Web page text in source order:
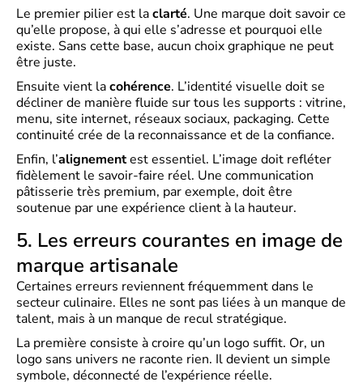
Le premier pilier est laclarté. Une marque doit savoir ce
qu’elle propose, à qui elle s’adresse et pourquoi elle
existe. Sans cette base, aucun choix graphique ne peut
être juste.
Ensuite vient lacohérence. L’identité visuelle doit se
décliner de manière fluide sur tous les supports : vitrine,
menu, site internet, réseaux sociaux, packaging. Cette
continuité crée de la reconnaissance et de la confiance.
Enfin, l’alignementest essentiel. L’image doit refléter
fidèlement le savoir-faire réel. Une communication
pâtisserie très premium, par exemple, doit être
soutenue par une expérience client à la hauteur.
5. Les erreurs courantes en image de
marque artisanale
Certaines erreurs reviennent fréquemment dans le
secteur culinaire. Elles ne sont pas liées à un manque de
talent, mais à un manque de recul stratégique.
La première consiste à croire qu’un logo suffit. Or, un
logo sans univers ne raconte rien. Il devient un simple
symbole, déconnecté de l’expérience réelle.